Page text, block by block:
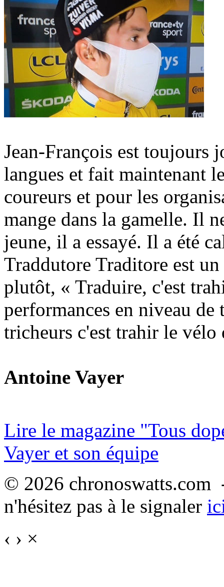
Jean-François est toujours
langues et fait maintenant
coureurs et pour les
mange dans la gamelle. Il
jeune, il a essayé. Il a été
Traddutore Traditore est
plutôt, « Traduire, c'est
performances en niveau
tricheurs c'est trahir le vélo
Antoine Vayer
Lire le magazine "Tous
Vayer et son équipe
© 2026
n'hésitez pas à le signaler
‹ › ×